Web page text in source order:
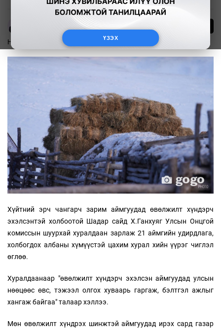
ҮЗЭХ
Нийгэм 2025-12-12
Хүйтний эрч чангарч зарим аймгуудад өвөлжилт хүндэрч
эхэлсэнтэй холбоотой Шадар сайд Х.Ганхуяг Улсын Онцгой
комиссын шуурхай хуралдаан зарлаж 21 аймгийн удирдлага,
холбогдох албаны хүмүүстэй цахим хурал хийн үүрэг чиглэл
өглөө.
Хуралдаанаар "өвөлжилт хүндэрч эхэлсэн аймгуудад улсын
нөөцөөс өвс, тэжээл олгох хуваарь гаргаж, бэлтгэл ажлыг
хангаж байгаа" талаар хэллээ.
Мөн өвөлжилт хүндрэх шинжтэй аймгуудад ирэх сард газар